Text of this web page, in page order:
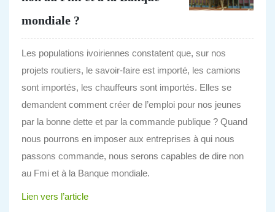
mondiale ?
Les populations ivoiriennes constatent que, sur nos
projets routiers, le savoir-faire est importé, les camions
sont importés, les chauffeurs sont importés. Elles se
demandent comment créer de l’emploi pour nos jeunes
par la bonne dette et par la commande publique ? Quand
nous pourrons en imposer aux entreprises à qui nous
passons commande, nous serons capables de dire non
au Fmi et à la Banque mondiale.
Lien vers l’article